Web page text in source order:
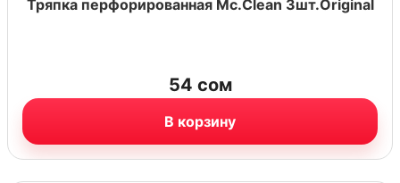
Тряпка перфорированная Mc.Clean 3шт.Original
54 сом
В корзину